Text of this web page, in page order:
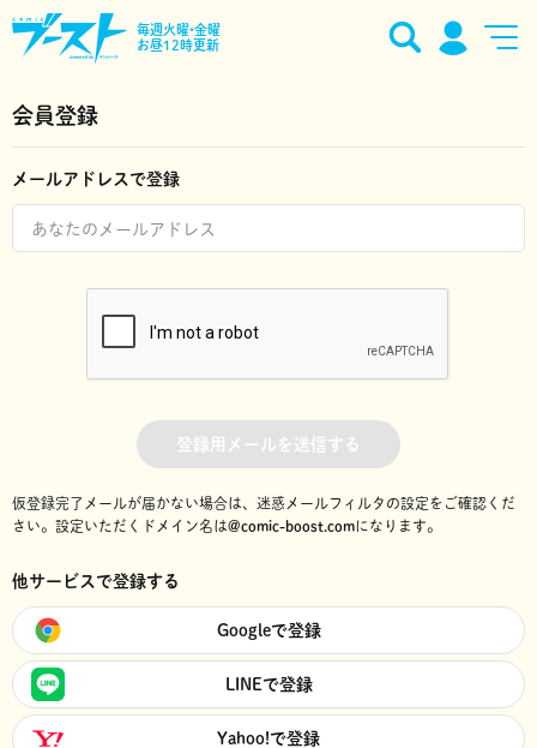
毎週火曜•金曜
お昼12時更新
会員登録
メールアドレスで登録
登録用メールを送信する
仮登録完了メールが届かない場合は、迷惑メールフィルタの設定をご確認くだ
さい。 設定いただくドメイン名は@comic-boost.comになります。
他サービスで登録する
Googleで登録
LINEで登録
Yahoo!で登録